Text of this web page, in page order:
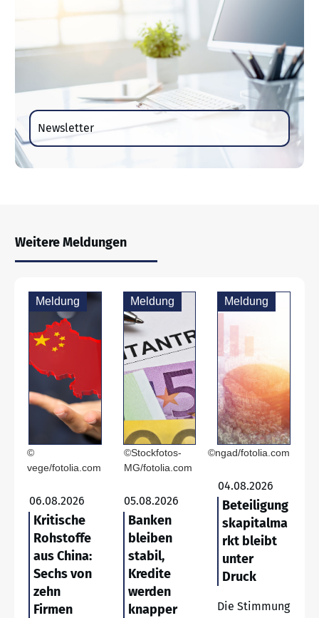
Newsletter
Weitere Meldungen
Meldung
©
vege/fotolia.com
06.08.2026
Kritische
Rohstoffe
aus China:
Sechs von
zehn
Firmen
Meldung
©Stockfotos-
MG/fotolia.com
05.08.2026
Banken
bleiben
stabil,
Kredite
werden
knapper
Meldung
©ngad/fotolia.com
04.08.2026
Beteiligung
skapitalma
rkt bleibt
unter
Druck
Die Stimmung